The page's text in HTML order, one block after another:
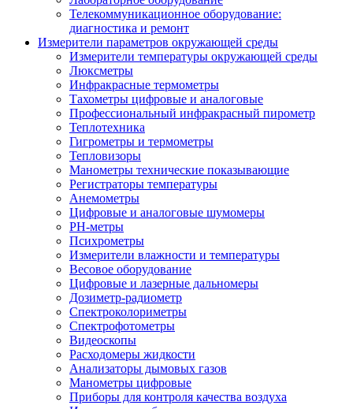
Телекоммуникационное оборудование:
диагностика и ремонт
Измерители параметров окружающей среды
Измерители температуры окружающей среды
Люксметры
Инфракрасные термометры
Тахометры цифровые и аналоговые
Профессиональный инфракрасный пирометр
Теплотехника
Гигрометры и термометры
Тепловизоры
Манометры технические показывающие
Регистраторы температуры
Анемометры
Цифровые и аналоговые шумомеры
PH-метры
Психрометры
Измерители влажности и температуры
Весовое оборудование
Цифровые и лазерные дальномеры
Дозиметр-радиометр
Спектроколориметры
Спектрофотометры
Видеоскопы
Расходомеры жидкости
Анализаторы дымовых газов
Манометры цифровые
Приборы для контроля качества воздуха